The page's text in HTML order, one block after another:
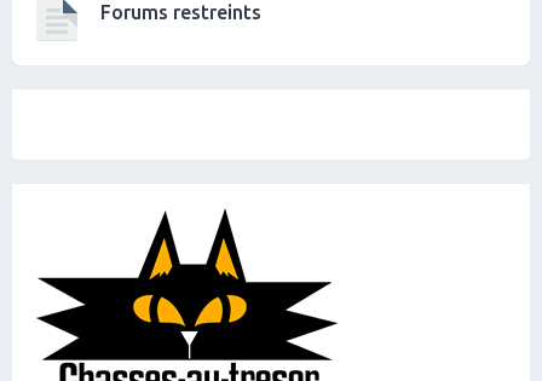
Forums restreints